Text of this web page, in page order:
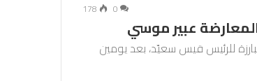
0
178
عبير موسي
للرئيس قيس سعيّد، بعد يومين